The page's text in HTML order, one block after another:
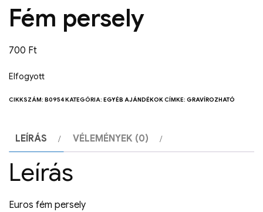
Fém persely
700 Ft
Elfogyott
CIKKSZÁM: B0954KATEGÓRIA: EGYÉB AJÁNDÉKOKCÍMKE: GRAVÍROZHATÓ
LEÍRÁS VÉLEMÉNYEK (0)
Leírás
Euros fém persely